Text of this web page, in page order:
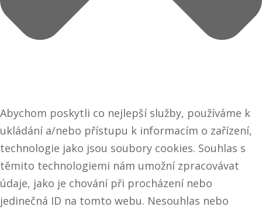
Abychom poskytli co nejlepší služby, používáme k
ukládání a/nebo přístupu k informacím o zařízení,
technologie jako jsou soubory cookies. Souhlas s
těmito technologiemi nám umožní zpracovávat
údaje, jako je chování při procházení nebo
jedinečná ID na tomto webu. Nesouhlas nebo